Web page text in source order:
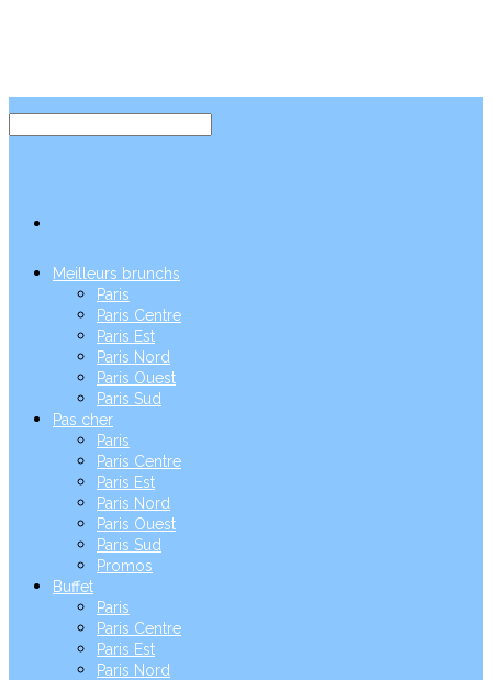
Meilleurs brunchs
Paris
Paris Centre
Paris Est
Paris Nord
Paris Ouest
Paris Sud
Pas cher
Paris
Paris Centre
Paris Est
Paris Nord
Paris Ouest
Paris Sud
Promos
Buffet
Paris
Paris Centre
Paris Est
Paris Nord